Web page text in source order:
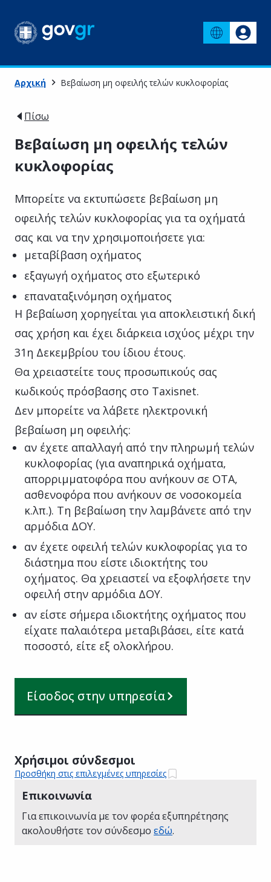
Αρχική Βεβαίωση μη οφειλής τελών κυκλοφορίας
Πίσω
Βεβαίωση μη οφειλής τελών
κυκλοφορίας
Μπορείτε να εκτυπώσετε βεβαίωση μη
οφειλής τελών κυκλοφορίας για τα οχήματά
σας και να την χρησιμοποιήσετε για:
μεταβίβαση οχήματος
εξαγωγή οχήματος στο εξωτερικό
επαναταξινόμηση οχήματος
Η βεβαίωση χορηγείται για αποκλειστική δική
σας χρήση και έχει διάρκεια ισχύος μέχρι την
31η Δεκεμβρίου του ίδιου έτους.
Θα χρειαστείτε τους προσωπικούς σας
κωδικούς πρόσβασης στο Taxisnet.
Δεν μπορείτε να λάβετε ηλεκτρονική
βεβαίωση μη οφειλής:
αν έχετε απαλλαγή από την πληρωμή τελών
κυκλοφορίας (για αναπηρικά οχήματα,
απορριμματοφόρα που ανήκουν σε ΟΤΑ,
ασθενοφόρα που ανήκουν σε νοσοκομεία
κ.λπ.). Τη βεβαίωση την λαμβάνετε από την
αρμόδια ΔΟΥ.
αν έχετε οφειλή τελών κυκλοφορίας για το
διάστημα που είστε ιδιοκτήτης του
οχήματος. Θα χρειαστεί να εξοφλήσετε την
οφειλή στην αρμόδια ΔΟΥ.
αν είστε σήμερα ιδιοκτήτης οχήματος που
είχατε παλαιότερα μεταβιβάσει, είτε κατά
ποσοστό, είτε εξ ολοκλήρου.
Είσοδος στην υπηρεσία
Χρήσιμοι σύνδεσμοι
Προσθήκη στις επιλεγμένες υπηρεσίες
Επικοινωνία
Για επικοινωνία με τον φορέα εξυπηρέτησης
ακολουθήστε τον σύνδεσμο εδώ.